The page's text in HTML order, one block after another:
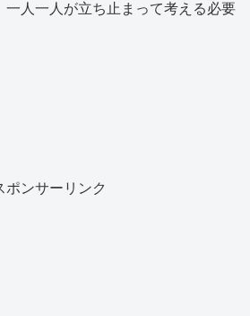
人一人が立ち止まって考える必要
ポンサーリンク